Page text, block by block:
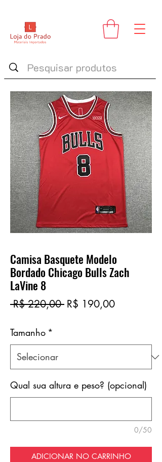
Camisa Basquete Modelo
Bordado Chicago Bulls Zach
LaVine 8
R$ 220,00 Preço
R$ 190,00Preço
Tamanho *
Qual sua altura e peso? (opcional)
0/50
ADICIONAR NO CARRINHO